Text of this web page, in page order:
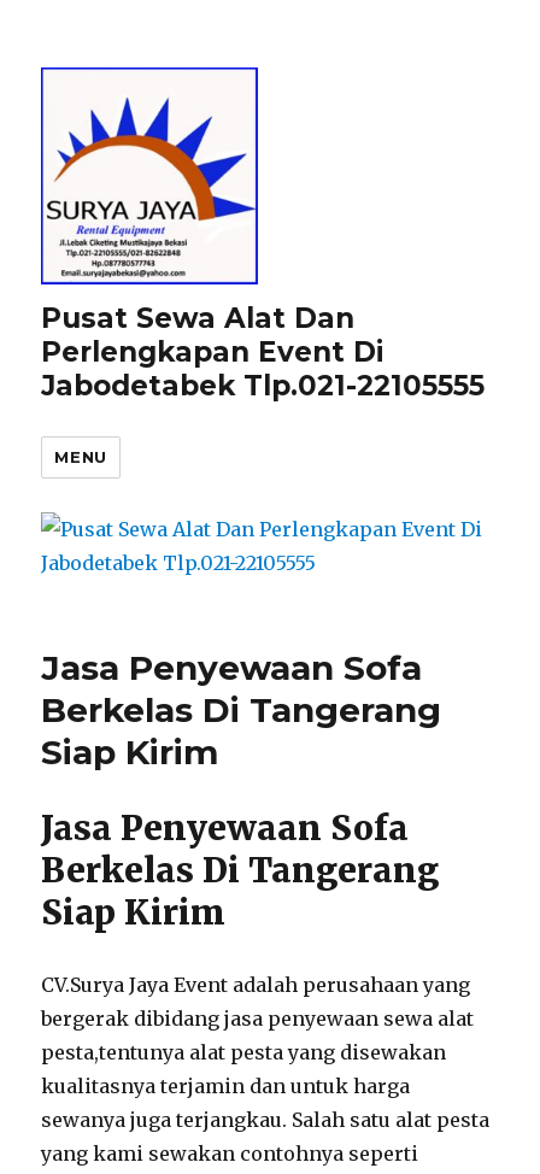
Pusat Sewa Alat Dan
Perlengkapan Event Di
Jabodetabek Tlp.021-22105555
MENU
Jasa Penyewaan Sofa
Berkelas Di Tangerang
Siap Kirim
Jasa Penyewaan Sofa
Berkelas Di Tangerang
Siap Kirim
CV.Surya Jaya Event adalah perusahaan yang
bergerak dibidang jasa penyewaan sewa alat
pesta,tentunya alat pesta yang disewakan
kualitasnya terjamin dan untuk harga
sewanya juga terjangkau. Salah satu alat pesta
yang kami sewakan contohnya seperti